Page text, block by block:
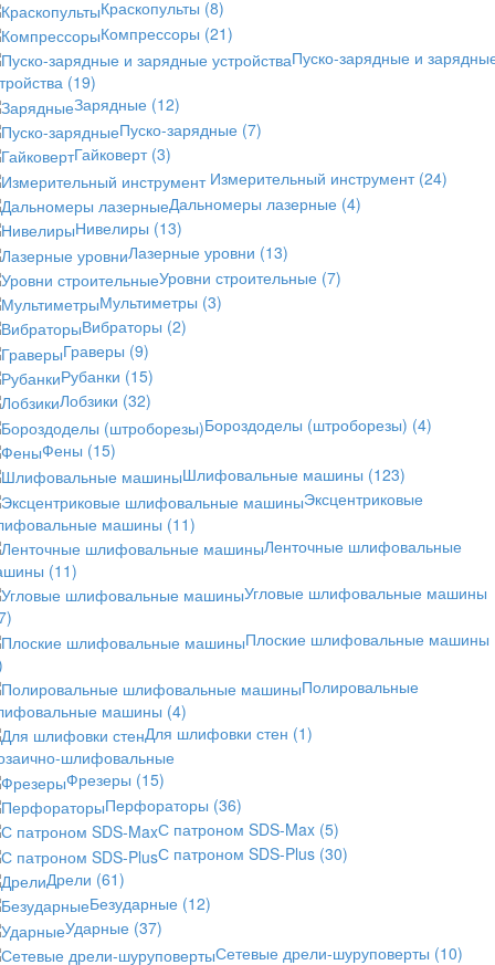
Краскопульты (8)
Компрессоры (21)
Пуско-зарядные и
(19)
Зарядные (12)
Пуско-зарядные (7)
Гайковерт (3)
Измерительный инструмент (24)
Дальномеры лазерные (4)
Нивелиры (13)
Лазерные уровни (13)
Уровни строительные (7)
Мультиметры (3)
Вибраторы (2)
Граверы (9)
Рубанки (15)
Лобзики (32)
Бороздоделы (штроборезы) (4)
Фены (15)
Шлифовальные машины (123)
Эксцентриковые
машины (11)
Ленточные шлифовальные
(11)
Угловые шлифовальные машины
Плоские шлифовальные машины
Полировальные
машины (4)
Для шлифовки стен (1)
шлифовальные
Фрезеры (15)
Перфораторы (36)
С патроном SDS-Max (5)
С патроном SDS-Plus (30)
Дрели (61)
Безударные (12)
Ударные (37)
Сетевые дрели-шуруповерты (10)